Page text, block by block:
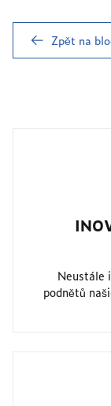
Zpět na
Neustále
podnětů